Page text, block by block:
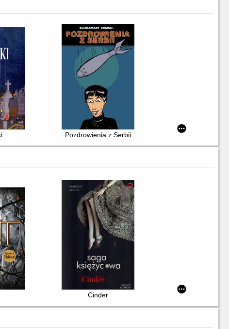
Pozdrowienia z Serbii
Cinder